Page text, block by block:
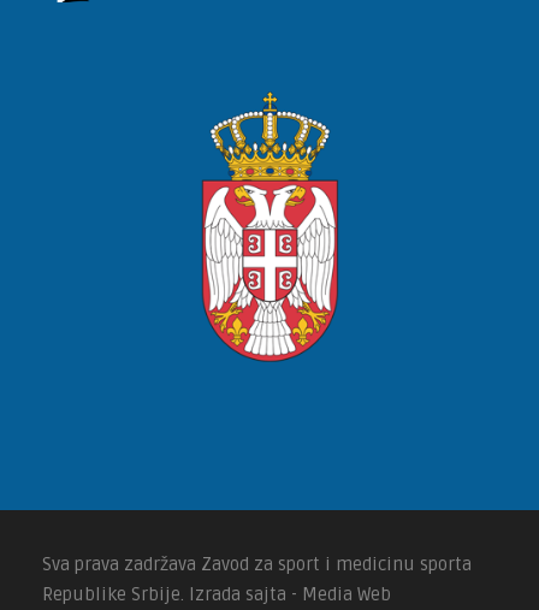
Sva prava zadržava Zavod za sport i medicinu sporta
Republike Srbije. Izrada sajta - Media Web